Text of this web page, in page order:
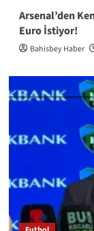
Arsenal’den
Euro İstiyor!
Bahisbey Haber